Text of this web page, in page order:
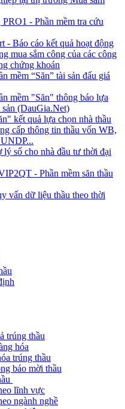
- Phần mềm tra cứu
- Báo cáo kết quả hoạt động
mua sắm công của các công
chứng khoán
mềm “Săn” tài sản đấu giá
mềm "Săn" thông báo lựa
(DauGia.Net)
kết quả lựa chọn nhà thầu
cấp thông tin thầu vốn WB,
số cho nhà đầu tư thời đại
- Phần mềm săn thầu
vấn dữ liệu thầu theo thời
trúng thầu
hóa
trúng thầu
báo mời thầu
lĩnh vực
ngành nghề